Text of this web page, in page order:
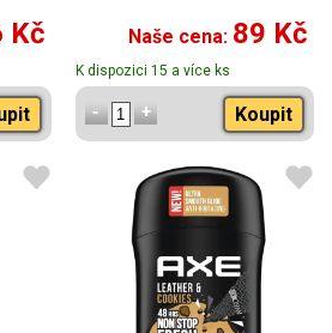
Kč Naše cena: 89 Kč
K dispozici 15 a více ks
Koupit